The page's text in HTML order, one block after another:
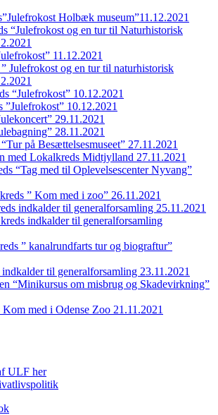
Holbæk museum”11.12.2021
“Julefrokost og en tur til Naturhistorisk
11.12.2021
Julefrokost og en tur til naturhistorisk
“Julefrokost” 10.12.2021
”Julefrokost” 10.12.2021
29.11.2021
28.11.2021
på Besættelsesmuseet” 27.11.2021
med Lokalkreds Midtjylland 27.11.2021
“Tag med til Oplevelsescenter Nyvang”
” Kom med i zoo” 26.11.2021
indkalder til generalforsamling 25.11.2021
indkalder til generalforsamling
” kanalrundfarts tur og biograftur”
til generalforsamling 23.11.2021
“Minikursus om misbrug og Skadevirkning”
med i Odense Zoo 21.11.2021
ULF her